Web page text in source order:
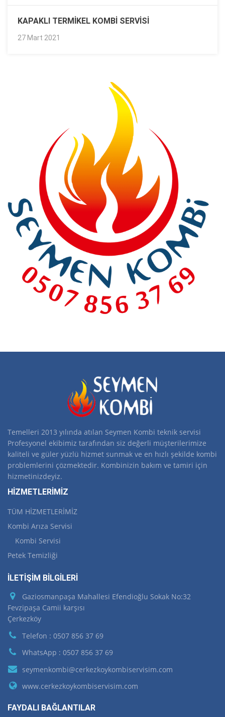
KAPAKLI TERMIKEL KOMBI SERVISI
27 Mart 2021
Temelleri 2013 yılında atılan Seymen Kombi teknik servisi
Profesyonel ekibimiz tarafından siz değerli müşterilerimize
kaliteli ve güler yüzlü hizmet sunmak ve en hızlı şekilde kombi
problemlerini çözmektedir. Kombinizin bakım ve tamiri için
hizmetinizdeyiz.
HİZMETLERİMİZ
TÜM HİZMETLERİMİZ
Kombi Arıza Servisi
Kombi Servisi
Petek Temizliği
İLETİŞİM BİLGİLERİ
Gaziosmanpaşa Mahallesi Efendioğlu Sokak No:32
Fevzipaşa Camii karşısı
Çerkezköy
Telefon : 0507 856 37 69
WhatsApp : 0507 856 37 69
seymenkombi@cerkezkoykombiservisim.com
www.cerkezkoykombiservisim.com
FAYDALI BAĞLANTILAR